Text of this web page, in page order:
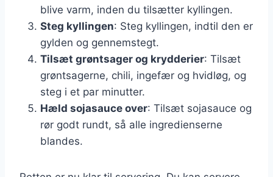
blive varm, inden du tilsætter kyllingen.
Steg kyllingen: Steg kyllingen, indtil den er
gylden og gennemstegt.
Tilsæt grøntsager og krydderier: Tilsæt
grøntsagerne, chili, ingefær og hvidløg, og
steg i et par minutter.
Hæld sojasauce over: Tilsæt sojasauce og
rør godt rundt, så alle ingredienserne
blandes.